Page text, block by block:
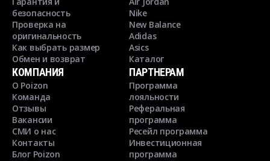
безопасность
Проверка на
оригинальность
Как выбрать размер
Обмен и возврат
Nike
New Balance
Adidas
Asics
Каталог
КОМПАНИЯ
О Poizon
Команда
Отзывы
Вакансии
СМИ о нас
Контакты
Блог Poizon
ПАРТНЕРАМ
Программа
лояльности
Реферальная
программа
Ресейл программа
Инвестиционная
программа